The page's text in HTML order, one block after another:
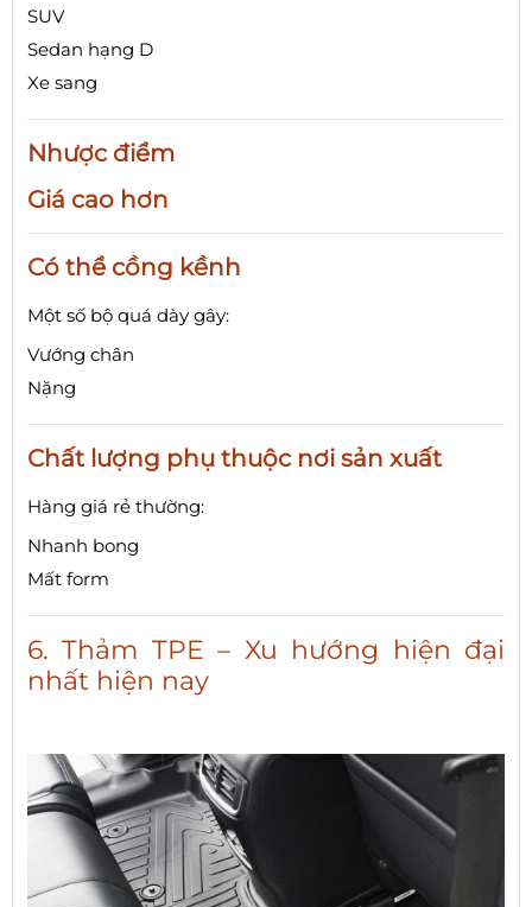
SUV
Sedan hạng D
Xe sang
Nhược điểm
Giá cao hơn
Có thể cồng kềnh
Một số bộ quá dày gây:
Vướng chân
Nặng
Chất lượng phụ thuộc nơi sản xuất
Hàng giá rẻ thường:
Nhanh bong
Mất form
6. Thảm TPE – Xu hướng hiện đại
nhất hiện nay